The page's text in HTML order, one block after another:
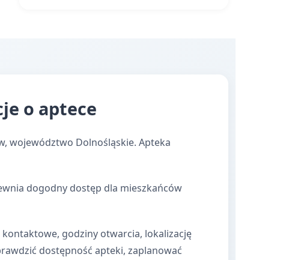
o aptece
województwo Dolnośląskie. Apteka
dogodny dostęp dla mieszkańców
kontaktowe, godziny otwarcia, lokalizację
dostępność apteki, zaplanować